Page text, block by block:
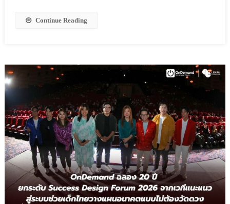
Continue Reading